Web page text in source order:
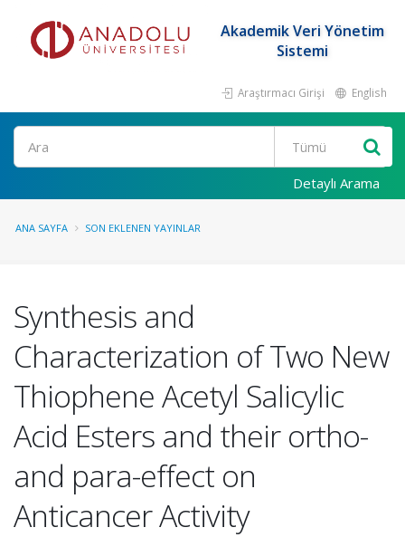
Akademik Veri Yönetim
Sistemi
Araştırmacı Girişi English
Ara
Detaylı Arama
ANA SAYFA SON EKLENEN YAYINLAR
Synthesis and
Characterization of Two New
Thiophene Acetyl Salicylic
Acid Esters and their ortho-
and para-effect on
Anticancer Activity